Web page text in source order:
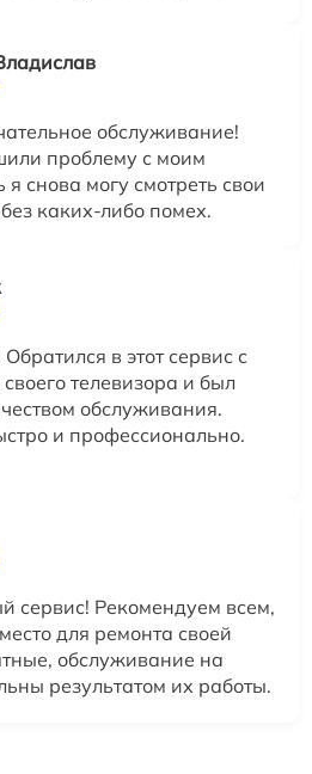
обслуживание!
проблему с моим
я снова могу смотреть свои
каких-либо помех.
в этот сервис с
телевизора и был
обслуживания.
и профессионально.
сервис! Рекомендуем всем,
для ремонта своей
обслуживание на
результатом их работы.